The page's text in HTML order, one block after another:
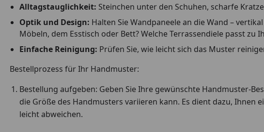
Alltagstauglichkeit: Steinchen unter den Schuhen, scharfe
Optik und Design: Halten Sie Wandpaneele an die Wand –
Möbeln, dem Esstisch oder Bett? Welche Terrassendiele passt zu
Einfache Reinigung: Prüfen Sie, wie leicht sich das Muster
Bestellprozess für Ihr Handmuster:
Bestellung aufgeben: Geben Sie Ihre gewünschte Handmuster-
die Größe des Handmusters variieren kann. Es dient dazu,
leicht abweichen.